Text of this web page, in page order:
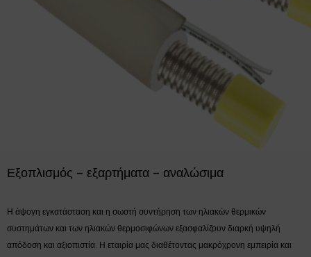
Εξοπλισμός – εξαρτήματα – αναλώσιμα
Η άψογη εγκατάσταση και η σωστή συντήρηση των ηλιακών θερμικών
συστημάτων και των ηλιακών θερμοσιφώνων εξασφαλίζουν διαρκή υψηλή
απόδοση και αξιοπιστία. Η εταιρία μας διαθέτοντας μακρόχρονη εμπειρία και